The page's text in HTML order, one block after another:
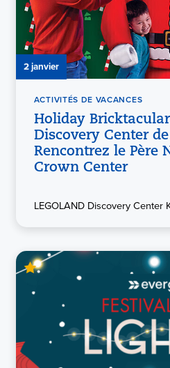
2 janvier
ACTIVITÉS DE VACANCES
Holiday
Discovery Center
Rencontrez le Père
Crown Center
LEGOLAND Discovery Center